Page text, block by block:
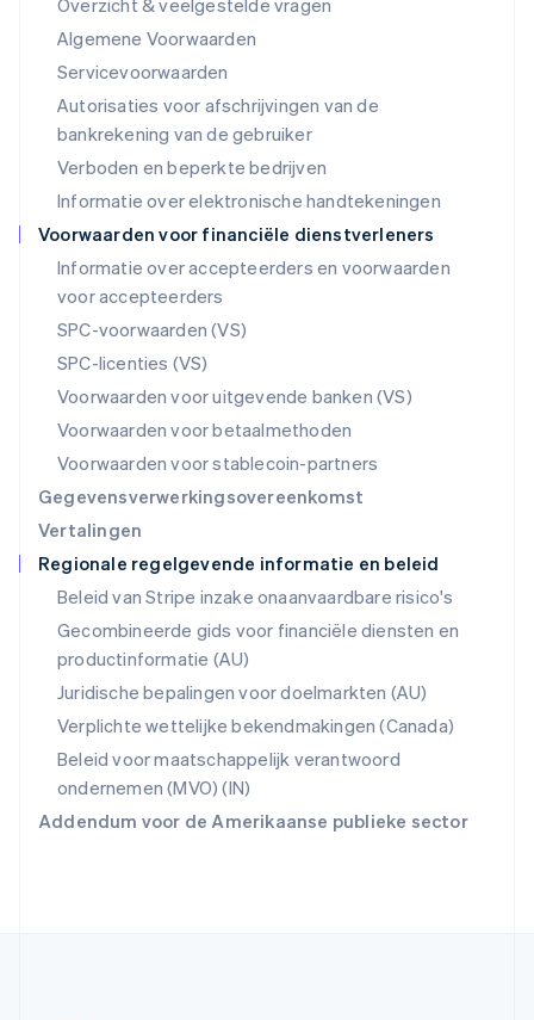
Overzicht & veelgestelde vragen
Algemene Voorwaarden
Servicevoorwaarden
Autorisaties voor afschrijvingen van de
bankrekening van de gebruiker
Verboden en beperkte bedrijven
Informatie over elektronische handtekeningen
Voorwaarden voor financiële dienstverleners
Informatie over accepteerders en voorwaarden
voor accepteerders
SPC-voorwaarden (VS)
SPC-licenties (VS)
Voorwaarden voor uitgevende banken (VS)
Voorwaarden voor betaalmethoden
Voorwaarden voor stablecoin-partners
Gegevensverwerkingsovereenkomst
Vertalingen
Regionale regelgevende informatie en beleid
Beleid van Stripe inzake onaanvaardbare risico's
Gecombineerde gids voor financiële diensten en
productinformatie (AU)
Juridische bepalingen voor doelmarkten (AU)
Verplichte wettelijke bekendmakingen (Canada)
Beleid voor maatschappelijk verantwoord
ondernemen (MVO) (IN)
Addendum voor de Amerikaanse publieke sector
English简体中文
Malta
Mexico
Español English
Nederland
Nieuw-Zeeland
English
Noorwegen
English
Oostenrijk
DeutschEnglish
Polen
English
Portugal
PortuguêsEnglish
English
Singapore
Slovenië
EnglishItaliano
Slowakije
English
EspañolEnglish
Thailand
ไทยEnglish
English
Vasteland van China
简体中文English
English